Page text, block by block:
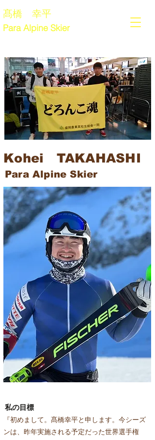
髙橋 幸平
Para Alpine Skier
Kohei TAKAHASHI
Para Alpine Skier
私の目標
『初めまして。髙橋幸平と申します。今シーズ
ンは、昨年実施される予定だった世界選手権